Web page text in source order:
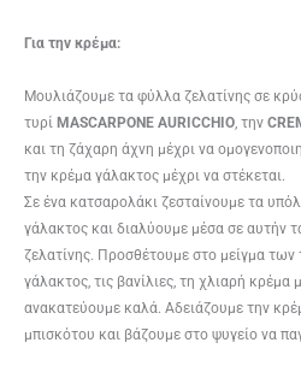
Για την κρέμα:
Μουλιάζουμε τα φύλλα ζελατίνης σε
τυρί MASCARPONE AURICCHIO, την
και τη ζάχαρη άχνη μέχρι να
την κρέμα γάλακτος μέχρι να στέκεται.
Σε ένα κατσαρολάκι ζεσταίνουμε τα
γάλακτος και διαλύουμε μέσα σε αυτήν
ζελατίνης. Προσθέτουμε στο μείγμα
γάλακτος, τις βανίλιες, τη χλιαρή κρέμα
ανακατεύουμε καλά. Αδειάζουμε την
μπισκότου και βάζουμε στο ψυγείο να